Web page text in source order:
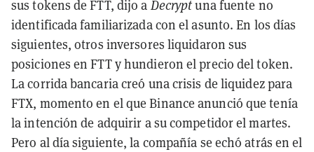
sus tokens de FTT, dijo a Decryptuna fuente no
identificada familiarizada con el asunto. En los días
siguientes, otros inversores liquidaron sus
posiciones en FTT y hundieron el precio del token.
La corrida bancaria creó una crisis de liquidez para
FTX, momento en el que Binance anunció que tenía
la intención de adquirir a su competidor el martes.
Pero al día siguiente, la compañía se echó atrás en el